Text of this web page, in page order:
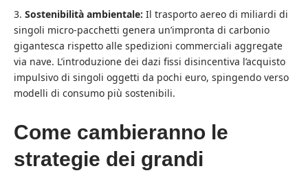
Sostenibilità ambientale: Il trasporto aereo di miliardi di
singoli micro-pacchetti genera un’impronta di carbonio
gigantesca rispetto alle spedizioni commerciali aggregate
via nave. L’introduzione dei dazi fissi disincentiva l’acquisto
impulsivo di singoli oggetti da pochi euro, spingendo verso
modelli di consumo più sostenibili.
Come cambieranno le
strategie dei grandi